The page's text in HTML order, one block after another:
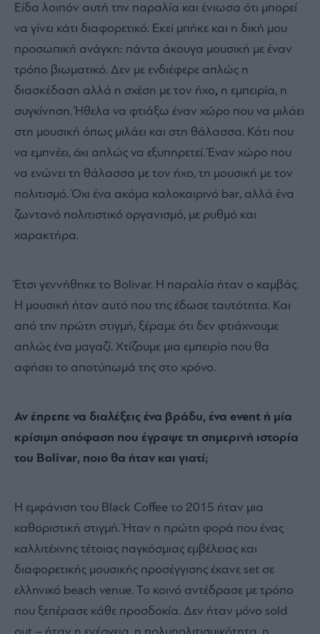
Είδα λοιπόν αυτή την παραλία και ένιωσα ότι μπορεί
να γίνει κάτι διαφορετικό. Εκεί μπήκε και η δική μου
προσωπική ανάγκη: πάντα άκουγα μουσική με έναν
τρόπο βιωματικό. Δεν με ενδιέφερε απλώς η
διασκέδαση αλλά η σχέση με τον ήχο, η εμπειρία, η
συγκίνηση. Ήθελα να φτιάξω έναν χώρο που να μιλάει
στη μουσική όπως μιλάει και στη θάλασσα. Κάτι που
να εμπνέει, όχι απλώς να εξυπηρετεί. Έναν χώρο που
να ενώνει τη θάλασσα με τον ήχο, τη μουσική με τον
πολιτισμό. Όχι ένα ακόμα καλοκαιρινό bar, αλλά ένα
ζωντανό πολιτιστικό οργανισμό, με ρυθμό και
χαρακτήρα.
Έτσι γεννήθηκε το Bolivar. Η παραλία ήταν ο καμβάς.
Η μουσική ήταν αυτό που της έδωσε ταυτότητα. Και
από την πρώτη στιγμή, ξέραμε ότι δεν φτιάχνουμε
απλώς ένα μαγαζί. Χτίζουμε μια εμπειρία που θα
αφήσει το αποτύπωμά της στο χρόνο.
Αν έπρεπε να διαλέξεις ένα βράδυ, ένα event ή μία
κρίσιμη απόφαση που έγραψε τη σημερινή ιστορία
του Bolivar, ποιο θα ήταν και γιατί;
Η εμφάνιση του Black Coffee το 2015 ήταν μια
καθοριστική στιγμή. Ήταν η πρώτη φορά που ένας
καλλιτέχνης τέτοιας παγκόσμιας εμβέλειας και
διαφορετικής μουσικής προσέγγισης έκανε set σε
ελληνικό beach venue. Το κοινό αντέδρασε με τρόπο
που ξεπέρασε κάθε προσδοκία. Δεν ήταν μόνο sold